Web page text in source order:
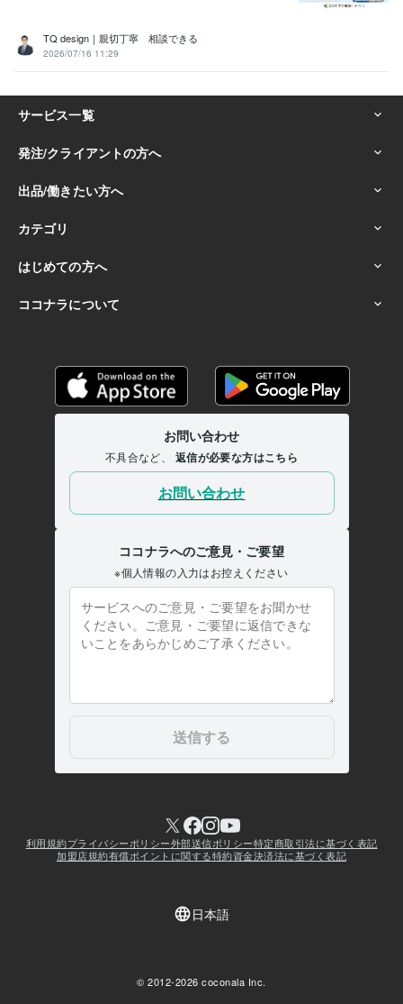
TQ design｜親切丁寧 相談できる
2026/07/16 11:29